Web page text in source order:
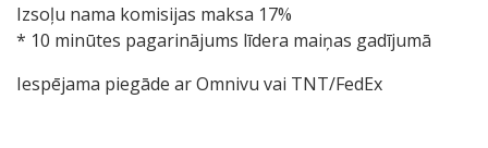
Izsoļu nama komisijas maksa 17%
* 10 minūtes pagarinājums līdera maiņas gadījumā
Iespējama piegāde ar Omnivu vai TNT/FedEx